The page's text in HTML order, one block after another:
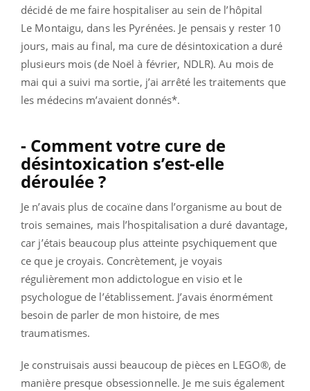
décidé de me faire hospitaliser au sein de l’hôpital
Le Montaigu, dans les Pyrénées. Je pensais y rester 10
jours, mais au final, ma cure de désintoxication a duré
plusieurs mois (de Noël à février, NDLR). Au mois de
mai qui a suivi ma sortie, j’ai arrêté les traitements que
les médecins m’avaient donnés*.
- Comment votre cure de
désintoxication s’est-elle
déroulée ?
Je n’avais plus de cocaïne dans l’organisme au bout de
trois semaines, mais l’hospitalisation a duré davantage,
car j’étais beaucoup plus atteinte psychiquement que
ce que je croyais. Concrètement, je voyais
régulièrement mon addictologue en visio et le
psychologue de l’établissement. J’avais énormément
besoin de parler de mon histoire, de mes
traumatismes.
Je construisais aussi beaucoup de pièces en LEGO®, de
manière presque obsessionnelle. Je me suis également